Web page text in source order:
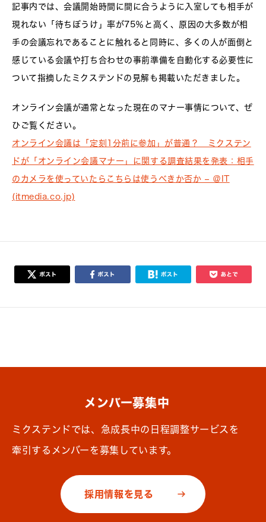
記事内では、会議開始時間に間に合うように入室しても相手が
現れない「待ちぼうけ」率が75％と高く、原因の大多数が相
手の会議忘れであることに触れると同時に、多くの人が面倒と
感じている会議や打ち合わせの事前準備を自動化する必要性に
ついて指摘したミクステンドの見解も掲載いただきました。
オンライン会議が通常となった現在のマナー事情について、ぜ
ひご覧ください。
オンライン会議は「定刻1分前に参加」が普通？ ミクステン
ドが「オンライン会議マナー」に関する調査結果を発表：相手
のカメラを使っていたらこちらは使うべきか否か – ＠IT
(itmedia.co.jp)
メンバー募集中
ミクステンドでは、急成長中の日程調整サービスを
牽引するメンバーを募集しています。
採用情報を見る